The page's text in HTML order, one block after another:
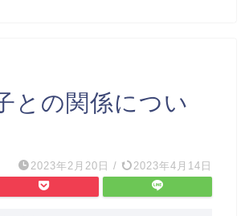
との関係につい
2023年2月20日 / 2023年4月14日